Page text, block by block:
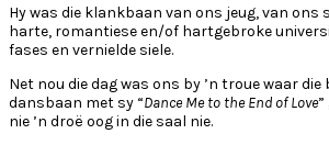
Hy was die klankbaan van ons jeug, van ons
harte, romantiese en/of hartgebroke
fases en vernielde siele.
Net nou die dag was ons by ’n troue waar
dansbaan met sy “Dance Me to the End of Love
nie ’n droë oog in die saal nie.